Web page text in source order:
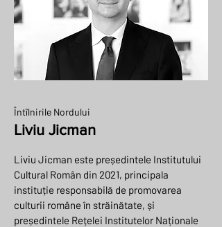
Întîlnirile Nordului
Liviu Jicman
Liviu Jicman este președintele Institutului
Cultural Român din 2021, principala
instituție responsabilă de promovarea
culturii române în străinătate, și
președintele Rețelei Institutelor Naționale